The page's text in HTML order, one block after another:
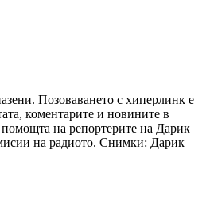
Позоваването с хиперлинк е
коментарите и новините в
на репортерите на Дарик
на радиото. Снимки: Дарик